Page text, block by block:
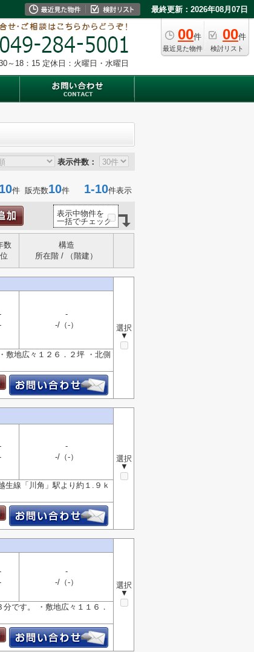
最終更新：2026年08月07日
00件
最近見た物件
00件
検討リスト
～18：15 定休日：火曜日・水曜日
表示件数：
10件 販売数10件 1-10件表示
表示中物件を
一括でチェック
数
構造
所在階 / （階建）
選択
▼
-
-/（-）
敷地広々１２６．２坪 ・北側
選択
▼
-
-/（-）
線「川角」駅より約１.９ｋ
選択
▼
-
-/（-）
です。 ・敷地広々１１６．